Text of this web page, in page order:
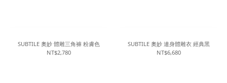
SUBTILE 奧妙 體雕三角褲 粉膚色
NT$2,780
SUBTILE 奧妙 連身體雕衣 經典黑
NT$6,680